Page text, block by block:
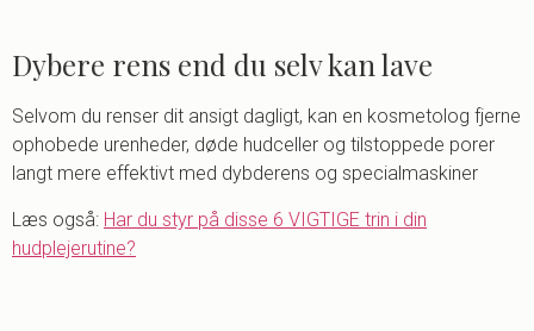
Dybere rens end du selv kan lave
Selvom du renser dit ansigt dagligt, kan en kosmetolog fjerne
ophobede urenheder, døde hudceller og tilstoppede porer
langt mere effektivt med dybderens og specialmaskiner
Læs også: Har du styr på disse 6 VIGTIGE trin i din
hudplejerutine?